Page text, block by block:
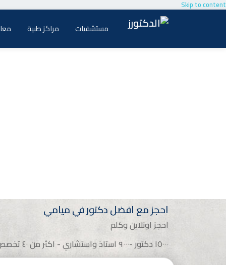
Skip to content
مستشفيات مراكز طبية
احجز مع افضل دكتور في ميامي
احجز اونلاين وكلم
١٥٠٠٠ دكتور -٩٠٠٠ استاذ واستشاري - اكثر من ٤٠ تخصص